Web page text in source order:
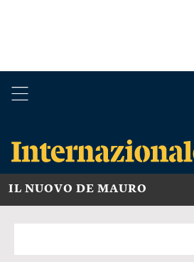
IL NUOVO DE MAURO